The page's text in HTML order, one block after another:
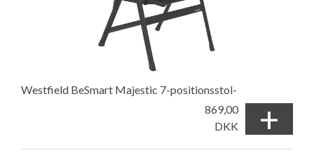
Westfield BeSmart Majestic 7-positionsstol-
869,00
DKK
+